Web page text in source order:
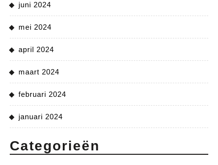
juni 2024
mei 2024
april 2024
maart 2024
februari 2024
januari 2024
Categorieën